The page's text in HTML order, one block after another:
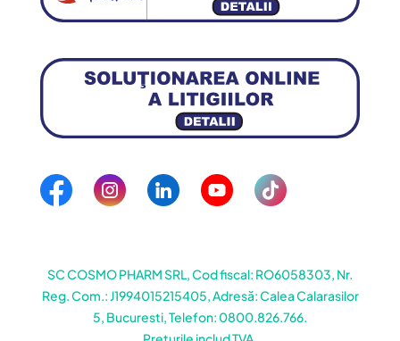
SC COSMO PHARM SRL, Cod fiscal: RO6058303, Nr.
Reg. Com.: J1994015215405, Adresă: Calea Calarasilor
5, Bucuresti, Telefon: 0800.826.766.